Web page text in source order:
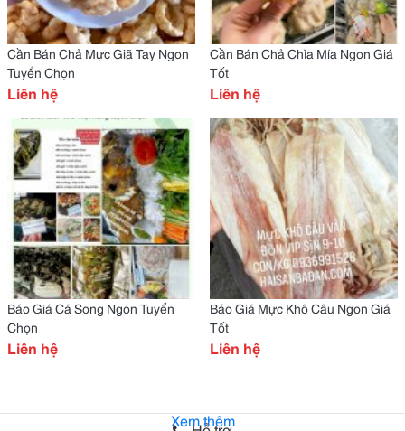
Cần Bán Chả Mực Giã Tay Ngon
Tuyển Chọn
Liên hệ
Cần Bán Chả Chìa Mía Ngon Giá
Tốt
Liên hệ
Báo Giá Cá Song Ngon Tuyển
Chọn
Liên hệ
Báo Giá Mực Khô Câu Ngon Giá
Tốt
Liên hệ
Xem thêm